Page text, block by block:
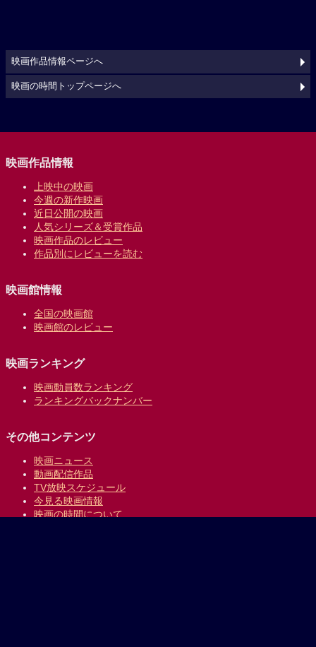
映画作品情報ページへ
映画の時間トップページへ
映画作品情報
上映中の映画
今週の新作映画
近日公開の映画
人気シリーズ＆受賞作品
映画作品のレビュー
作品別にレビューを読む
映画館情報
全国の映画館
映画館のレビュー
映画ランキング
映画動員数ランキング
ランキングバックナンバー
その他コンテンツ
映画ニュース
動画配信作品
TV放映スケジュール
今見る映画情報
映画の時間について